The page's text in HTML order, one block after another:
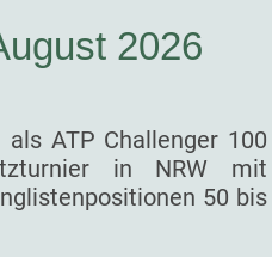
2026
als ATP Challenger 100
in NRW mit
50 bis